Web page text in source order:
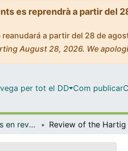
es reprendrà a partir del
a partir del 28 de
August 28, 2026. We
per tot el DD Com publicar
Articles publicats en revistes (Biologia Evolutiva, Ecologia i Ciències Ambientals)